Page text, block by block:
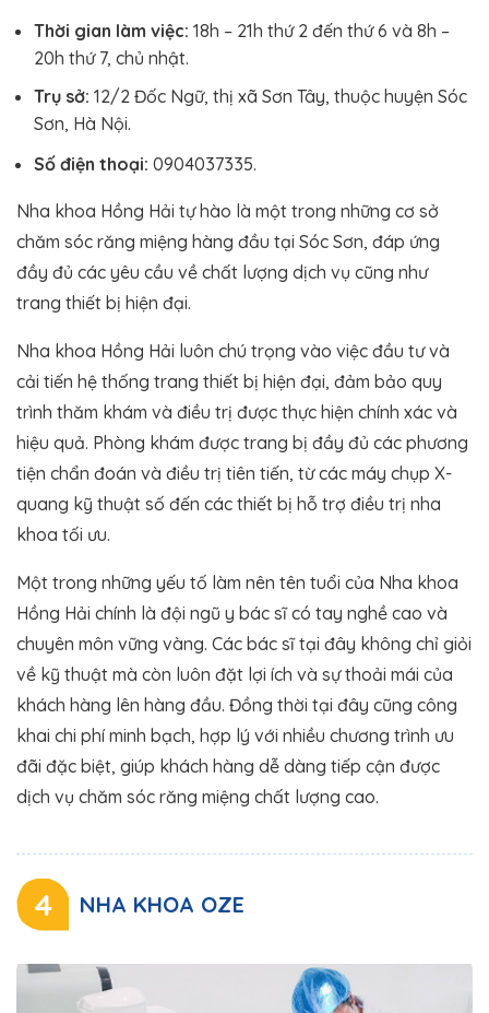
Thời gian làm việc: 18h – 21h thứ 2 đến thứ 6 và 8h –
20h thứ 7, chủ nhật.
Trụ sở: 12/2 Đốc Ngữ, thị xã Sơn Tây, thuộc huyện Sóc
Sơn, Hà Nội.
Số điện thoại: 0904037335.
Nha khoa Hồng Hải tự hào là một trong những cơ sở
chăm sóc răng miệng hàng đầu tại Sóc Sơn, đáp ứng
đầy đủ các yêu cầu về chất lượng dịch vụ cũng như
trang thiết bị hiện đại.
Nha khoa Hồng Hải luôn chú trọng vào việc đầu tư và
cải tiến hệ thống trang thiết bị hiện đại, đảm bảo quy
trình thăm khám và điều trị được thực hiện chính xác và
hiệu quả. Phòng khám được trang bị đầy đủ các phương
tiện chẩn đoán và điều trị tiên tiến, từ các máy chụp X-
quang kỹ thuật số đến các thiết bị hỗ trợ điều trị nha
khoa tối ưu.
Một trong những yếu tố làm nên tên tuổi của Nha khoa
Hồng Hải chính là đội ngũ y bác sĩ có tay nghề cao và
chuyên môn vững vàng. Các bác sĩ tại đây không chỉ giỏi
về kỹ thuật mà còn luôn đặt lợi ích và sự thoải mái của
khách hàng lên hàng đầu. Đồng thời tại đây cũng công
khai chi phí minh bạch, hợp lý với nhiều chương trình ưu
đãi đặc biệt, giúp khách hàng dễ dàng tiếp cận được
dịch vụ chăm sóc răng miệng chất lượng cao.
4 NHA KHOA OZE